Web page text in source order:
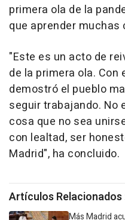
primera ola de la
que aprender muchas
"Este es un acto de
de la primera ola. Con
demostró el pueblo
seguir trabajando. No
cosa que no sea
con lealtad, ser
Madrid", ha concluido.
Artículos Relacionados
Más Madrid